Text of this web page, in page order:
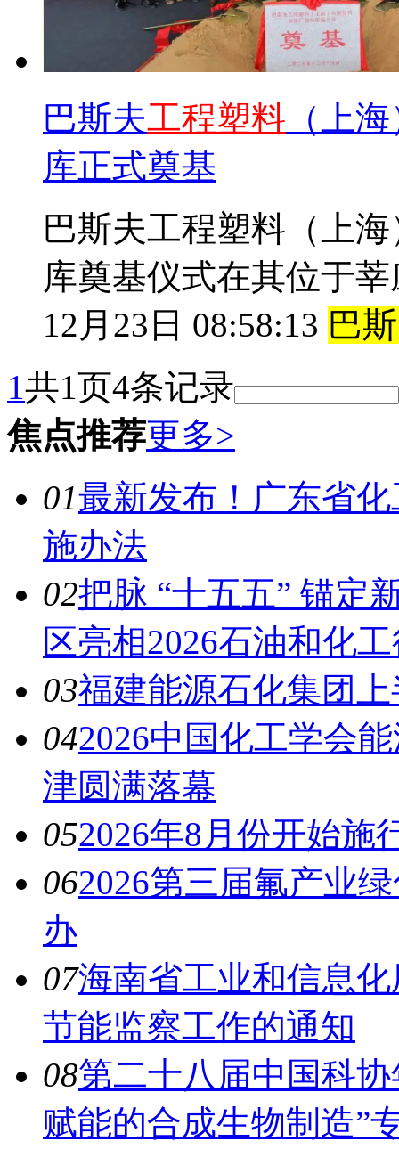
巴斯夫工程塑料 （上
库正式奠基
巴斯夫工程塑料（上
库奠基仪式在其位于
12月23日 08:58:13 巴
1共1页4条记录
焦点推荐更多>
01最新发布！广东省
施办法
02把脉 “十五五” 锚定
区亮相2026石油和化
03福建能源石化集团
042026中国化工学会
津圆满落幕
052026年8月份开始施
062026第三届氟产业
办
07海南省工业和信息
节能监察工作的通知
08第二十八届中国科
赋能的合成生物制造”